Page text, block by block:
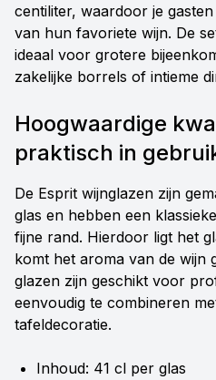
centiliter, waardoor je
van hun favoriete wijn. De
ideaal voor grotere
zakelijke borrels of intieme
Hoogwaardige
praktisch in
De Esprit wijnglazen zijn
glas en hebben een
fijne rand. Hierdoor ligt het
komt het aroma van de wijn
glazen zijn geschikt voor
eenvoudig te combineren
tafeldecoratie.
Inhoud: 41 cl per glas